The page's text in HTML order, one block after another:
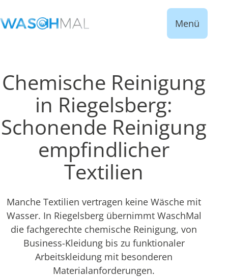
Menü
Chemische Reinigung
in Riegelsberg:
Schonende Reinigung
empfindlicher
Textilien
Manche Textilien vertragen keine Wäsche mit
Wasser. In Riegelsberg übernimmt WaschMal
die fachgerechte chemische Reinigung, von
Business-Kleidung bis zu funktionaler
Arbeitskleidung mit besonderen
Materialanforderungen.